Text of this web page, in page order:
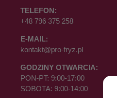
TELEFON:
+48 796 375 258
E-MAIL:
kontakt@pro-fryz.pl
GODZINY OTWARCIA:
PON-PT: 9:00-17:00
SOBOTA: 9:00-14:00